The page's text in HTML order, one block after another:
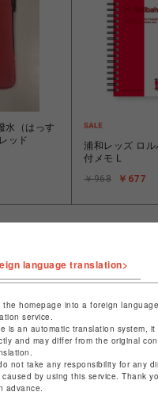
水（はっす
ッド
浦和レッズ ロル
付メモ L
￥677
￥968
language translation>
the homepage into a foreign
service.
is an automatic translation system, it
and may differ from the original
not take any responsibility for any
by using this service. Thank
advance.